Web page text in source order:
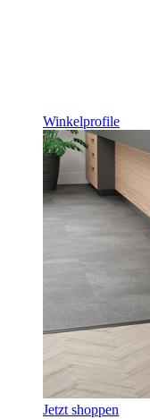
Winkelprofile
Jetzt shoppen